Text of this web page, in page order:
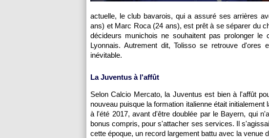
actuelle, le club bavarois, qui a assuré ses arrières
ans) et Marc Roca (24 ans), est prêt à se séparer du
décideurs munichois ne souhaitent pas prolonger
Lyonnais. Autrement dit, Tolisso se retrouve
inévitable.
La Juventus à l'affût
Selon Calcio Mercato, la Juventus est bien à l'affût
nouveau puisque la formation italienne était
à l'été 2017, avant d'être doublée par le Bayern, qui
bonus compris, pour s'attacher ses services. Il
cette époque, un record largement battu avec la venue